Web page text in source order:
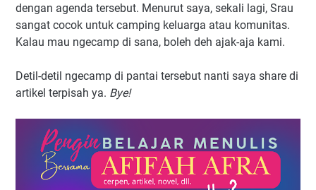
dengan agenda tersebut. Menurut saya, sekali lagi, Srau
sangat cocok untuk camping keluarga atau komunitas.
Kalau mau ngecamp di sana, boleh deh ajak-aja kami.
Detil-detil ngecamp di pantai tersebut nanti saya share di
artikel terpisah ya. Bye!